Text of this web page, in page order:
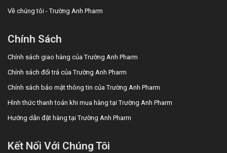
Về chúng tôi - Trường Anh Pharm
Chính Sách
Chính sách giao hàng của Trường Anh Pharm
Chính sách đổi trả của Trường Anh Pharm
Chính sách bảo mật thông tin của Trường Anh Pharm
Hình thức thanh toán khi mua hàng tại Trường Anh Pharm
Hướng dẫn đặt hàng tại Trường Anh Pharm
Kết Nối Với Chúng Tôi